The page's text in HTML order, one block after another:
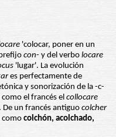
'colocar, poner en un
con- y del verbo locare
'lugar'. La evolución
es perfectamente de
y sonorización de la -c-
el francés el collocare
un francés antiguocolcher
como colchón, acolchado,